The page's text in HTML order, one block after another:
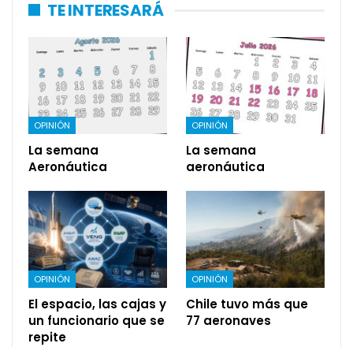
TE INTERESARÁ
OPINIÓN
La semana
Aeronáutica
OPINIÓN
La semana
aeronáutica
OPINIÓN
El espacio, las cajas y
un funcionario que se
repite
OPINIÓN
Chile tuvo más que
77 aeronaves